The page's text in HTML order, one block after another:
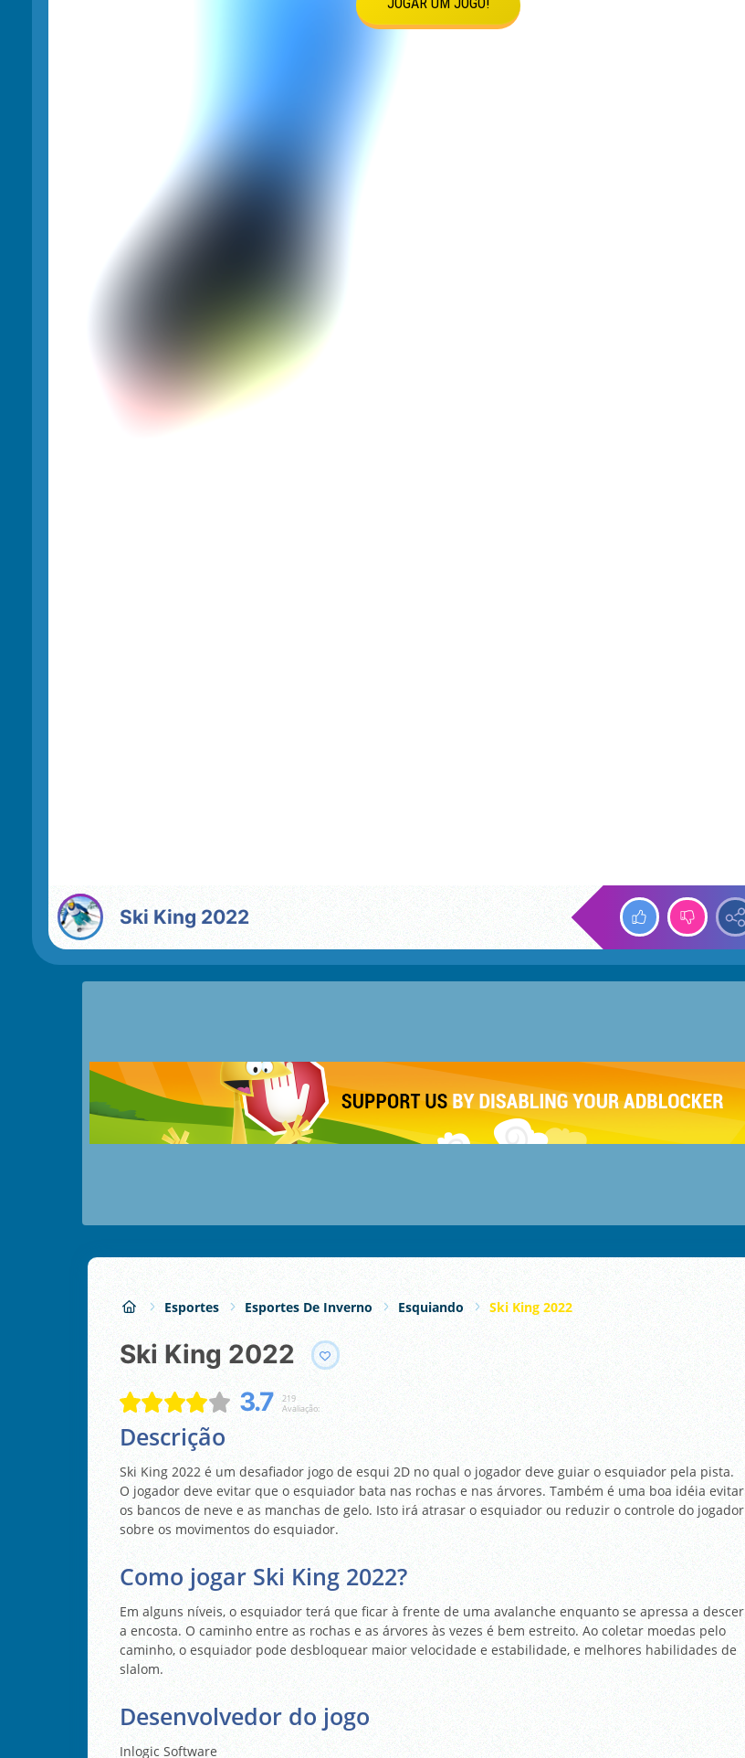
Ski King 2022
Esportes Esportes De Inverno Esquiando Ski King 2022
Ski King 2022
3.7
219
Avaliação:
Descrição
Ski King 2022 é um desafiador jogo de esqui 2D no qual o jogador deve guiar o esquiador pela pista.
O jogador deve evitar que o esquiador bata nas rochas e nas árvores. Também é uma boa idéia evitar
os bancos de neve e as manchas de gelo. Isto irá atrasar o esquiador ou reduzir o controle do jogador
sobre os movimentos do esquiador.
Como jogar Ski King 2022?
Em alguns níveis, o esquiador terá que ficar à frente de uma avalanche enquanto se apressa a descer
a encosta. O caminho entre as rochas e as árvores às vezes é bem estreito. Ao coletar moedas pelo
caminho, o esquiador pode desbloquear maior velocidade e estabilidade, e melhores habilidades de
slalom.
Desenvolvedor do jogo
Inlogic Software